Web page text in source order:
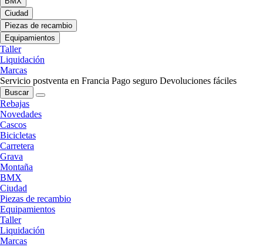
Ciudad
Piezas de recambio
Equipamientos
Taller
Liquidación
Marcas
Servicio postventa en Francia Pago seguro Devoluciones fáciles
Buscar
Rebajas
Novedades
Cascos
Bicicletas
Carretera
Grava
Montaña
BMX
Ciudad
Piezas de recambio
Equipamientos
Taller
Liquidación
Marcas